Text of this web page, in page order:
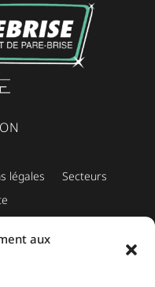
aux
légales
Secteurs